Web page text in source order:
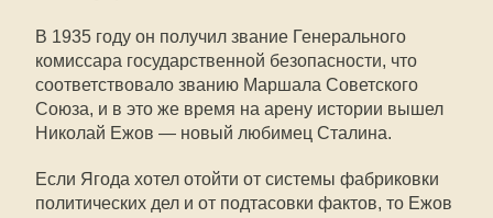
В 1935 году он получил звание Генерального
комиссара государственной безопасности, что
соответствовало званию Маршала Советского
Союза, и в это же время на арену истории вышел
Николай Ежов — новый любимец Сталина.
Если Ягода хотел отойти от системы фабриковки
политических дел и от подтасовки фактов, то Ежов